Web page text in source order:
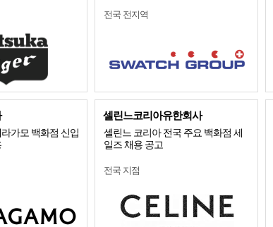
전국 전지역
가모 백화점 신입
셀린느코리아유한회사
셀린느 코리아 전국 주요 백화점 세
일즈 채용 공고
전국 지점